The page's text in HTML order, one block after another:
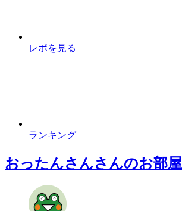
レポを見る
ランキング
おったんさんさんのお部屋